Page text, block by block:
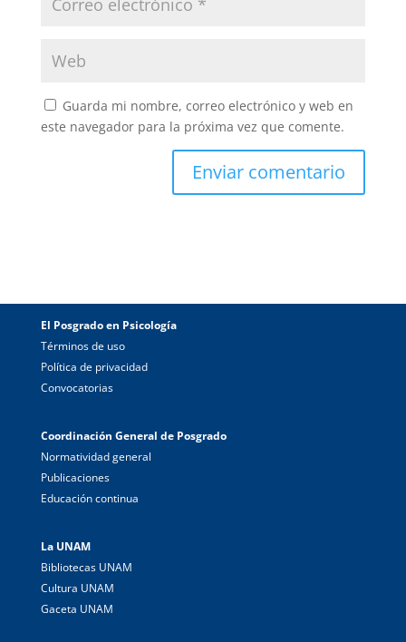
Guarda mi nombre, correo electrónico y web en
este navegador para la próxima vez que comente.
El Posgrado en Psicología
Términos de uso
Política de privacidad
Convocatorias
Coordinación General de Posgrado
Normatividad general
Publicaciones
Educación continua
La UNAM
Bibliotecas UNAM
Cultura UNAM
Gaceta UNAM